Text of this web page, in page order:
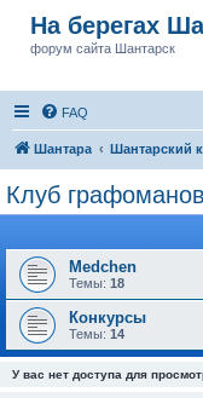
На берегах
форум сайта Шантарск
FAQ
Шантара Шантарский
Клуб
Medchen
Темы: 18
Конкурсы
Темы: 14
У вас нет доступа для